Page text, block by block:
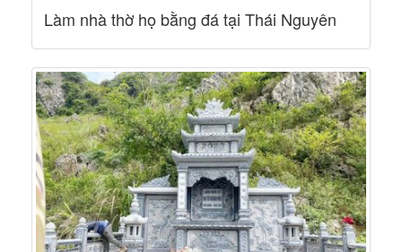
Làm nhà thờ họ bằng đá tại Thái Nguyên